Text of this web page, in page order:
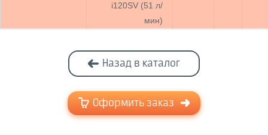
i120SV (51 л/
мин)
Назад в каталог
Оформить заказ